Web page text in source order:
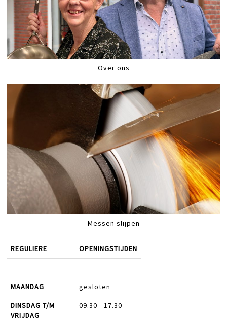
Over ons
Messen slijpen
REGULIERE OPENINGSTIJDEN
MAANDAG gesloten
DINSDAG T/M
VRIJDAG
09.30 - 17.30